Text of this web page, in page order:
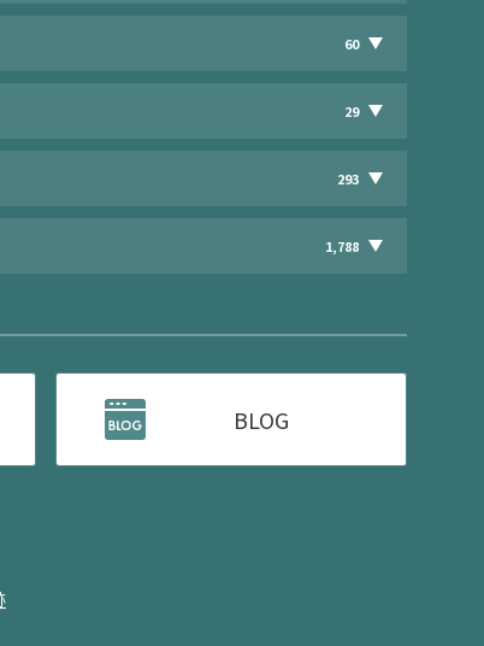
60
29
293
1,788
BLOG